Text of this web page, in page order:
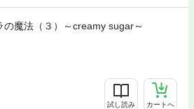
の魔法（３）～creamy sugar～
試し読み カートへ